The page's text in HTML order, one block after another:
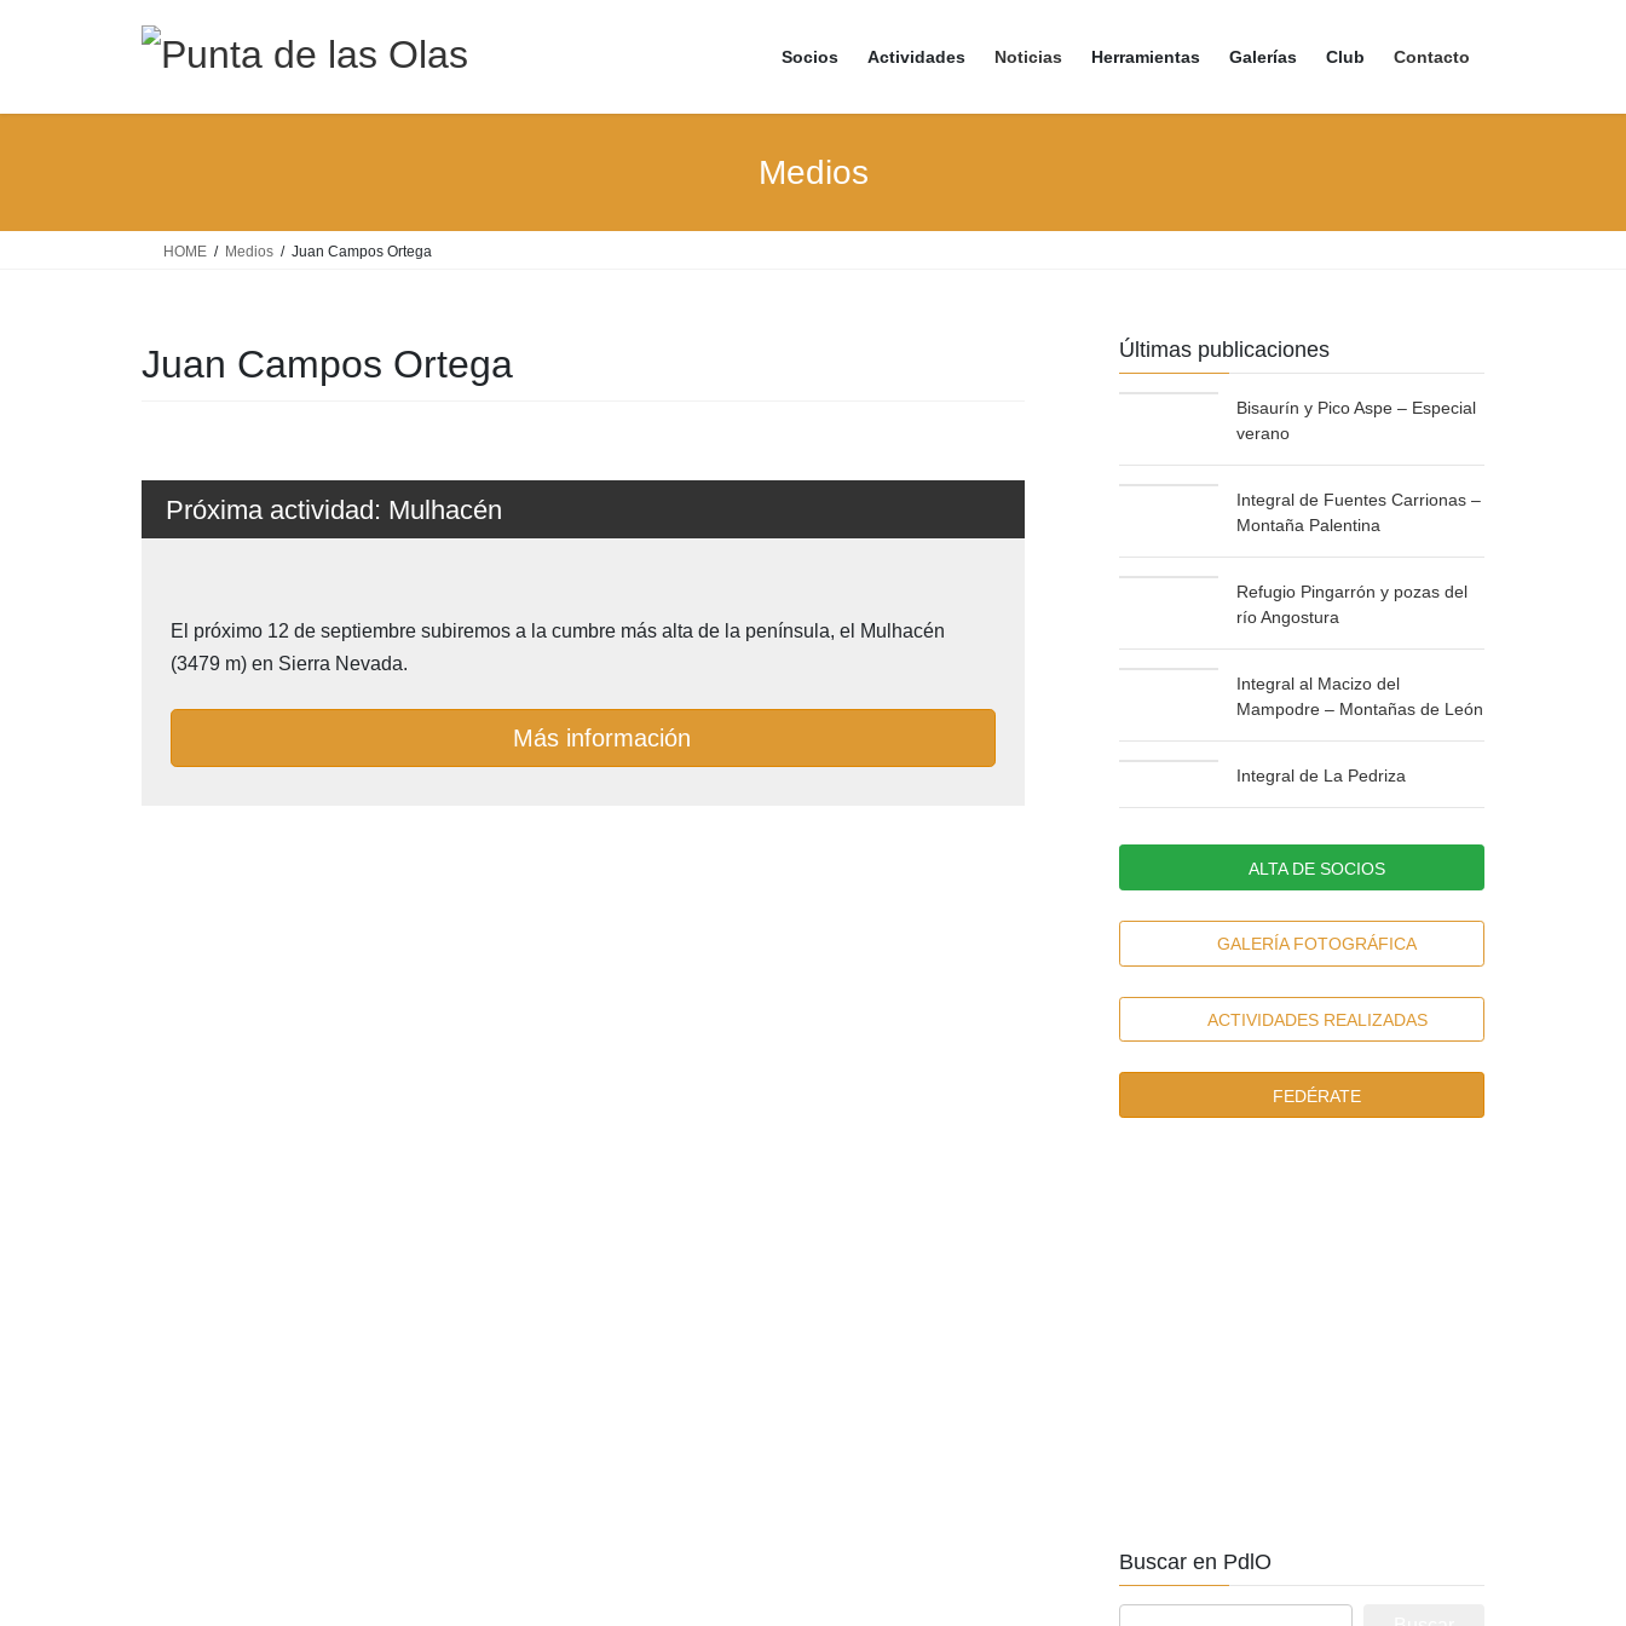
Socios Actividades Noticias Herramientas Galerías Club Contacto
Medios
HOME Medios Juan Campos Ortega
Juan Campos Ortega
Próxima actividad: Mulhacén
El próximo 12 de septiembre subiremos a la cumbre más alta de la península, el Mulhacén
(3479 m) en Sierra Nevada.
Más información
Últimas publicaciones
Bisaurín y Pico Aspe – Especial
verano
Integral de Fuentes Carrionas –
Montaña Palentina
Refugio Pingarrón y pozas del
río Angostura
Integral al Macizo del
Mampodre – Montañas de León
Integral de La Pedriza
ALTA DE SOCIOS
GALERÍA FOTOGRÁFICA
ACTIVIDADES REALIZADAS
FEDÉRATE
Buscar en PdlO